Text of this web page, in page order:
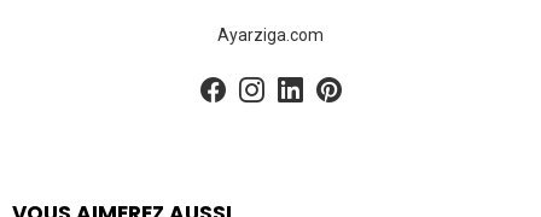
Ayarziga.com